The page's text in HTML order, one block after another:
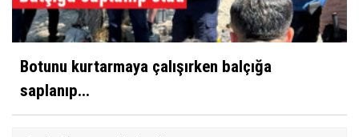
Botunu kurtarmaya çalışırken balçığa
saplanıp...